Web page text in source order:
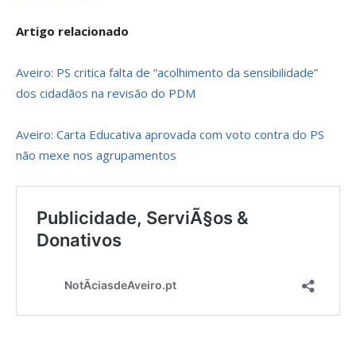
Artigo relacionado
Aveiro: PS critica falta de “acolhimento da sensibilidade”
dos cidadãos na revisão do PDM
Aveiro: Carta Educativa aprovada com voto contra do PS
não mexe nos agrupamentos